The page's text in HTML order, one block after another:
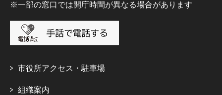
※一部の窓口では開庁時間が異なる場合があります
市役所アクセス・駐車場
組織案内